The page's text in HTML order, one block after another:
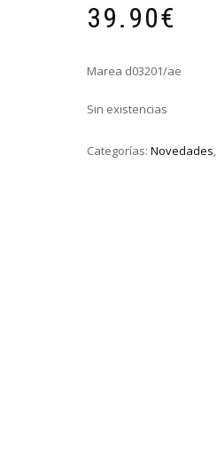
39.90€
Marea d03201/ae
Sin existencias
Categorías: Novedades,